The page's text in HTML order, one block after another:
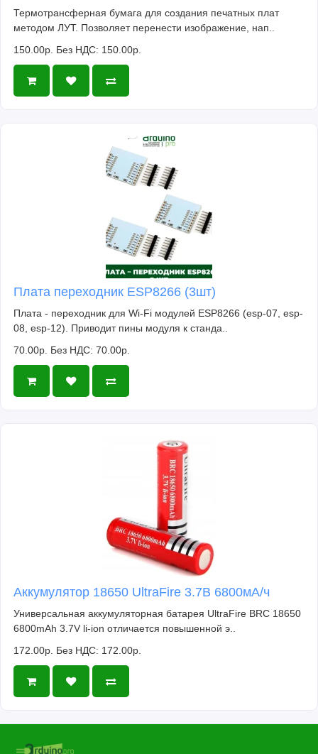
Термотрансферная бумага для создания печатных плат
методом ЛУТ. Позволяет перенести изображение, нап..
150.00р. Без НДС: 150.00р.
Плата переходник ESP8266 (3шт)
Плата - переходник для Wi-Fi модулей ESP8266 (esp-07, esp-
08, esp-12). Приводит пины модуля к станда..
70.00р. Без НДС: 70.00р.
Аккумулятор 18650 UltraFire 3.7В 6800мА/ч
Универсальная аккумуляторная батарея UltraFire BRC 18650
6800mAh 3.7V li-ion отличается повышенной э..
172.00р. Без НДС: 172.00р.